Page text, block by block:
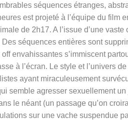
séquences étranges,
est projeté à l’équipe du film
de 2h17. A l’issue d’une
Des séquences entières sont
envahissantes s’immiscent
à l’écran. Le style et l’univers
ayant miraculeusement
semble agresser sexuellement
le néant (un passage qu’on
sur une vache suspendue